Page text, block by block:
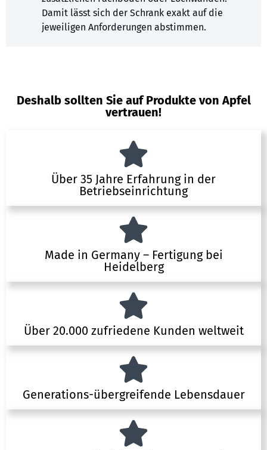
Damit lässt sich der Schrank exakt auf die
jeweiligen Anforderungen abstimmen.
Deshalb sollten Sie auf Produkte von Apfel
vertrauen!
Über 35 Jahre Erfahrung in der
Betriebseinrichtung
Made in Germany – Fertigung bei
Heidelberg
Über 20.000 zufriedene Kunden weltweit
Generations-übergreifende Lebensdauer